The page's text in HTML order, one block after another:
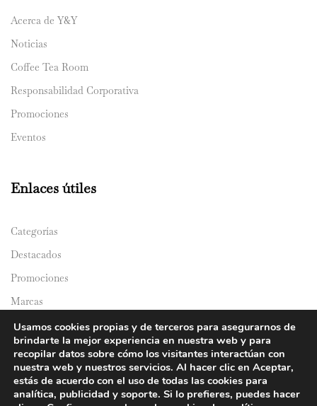
Acerca de Y&Y
Noticias
Coffee Tea Room
Responsabilidad Corporativa
Promociones
Eventos
Enlaces útiles
Categorías
Destacados
Promociones
Marcas
Catálogos
Domicilios
Usamos cookies propias y de terceros para asegurarnos de
brindarte la mejor experiencia en nuestra web y para
recopilar datos sobre cómo los visitantes interactúan con
nuestra web y nuestros servicios. Al hacer clic en Aceptar,
estás de acuerdo con el uso de todas las cookies para
analítica, publicidad y soporte. Si lo prefieres, puedes hacer